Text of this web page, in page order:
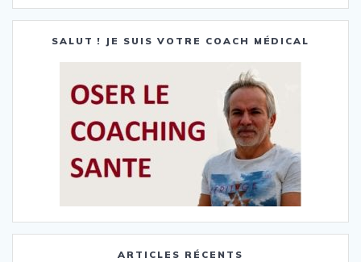
SALUT ! JE SUIS VOTRE COACH MÉDICAL
ARTICLES RÉCENTS